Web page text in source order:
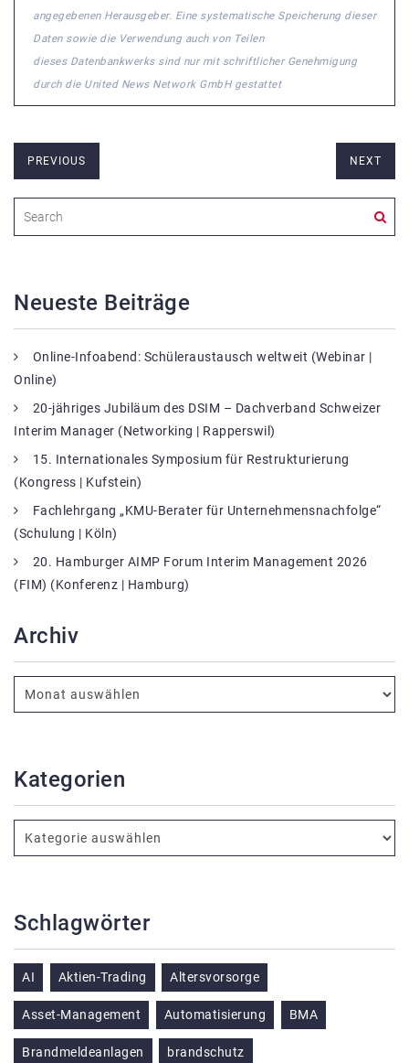
angegebenen Herausgeber. Eine systematische Speicherung dieser
Daten sowie die Verwendung auch von Teilen
dieses Datenbankwerks sind nur mit schriftlicher Genehmigung
durch die United News Network GmbH gestattet
PREVIOUS NEXT
Neueste Beiträge
Online-Infoabend: Schüleraustausch weltweit (Webinar |
Online)
20-jähriges Jubiläum des DSIM – Dachverband Schweizer
Interim Manager (Networking | Rapperswil)
15. Internationales Symposium für Restrukturierung
(Kongress | Kufstein)
Fachlehrgang „KMU-Berater für Unternehmensnachfolge“
(Schulung | Köln)
20. Hamburger AIMP Forum Interim Management 2026
(FIM) (Konferenz | Hamburg)
Archiv
Kategorien
Schlagwörter
AI Aktien-Trading Altersvorsorge
Asset-Management Automatisierung BMA
Brandmeldeanlagen brandschutz